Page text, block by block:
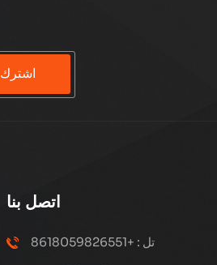
اشترك
اتصل بنا
تل : +8618059826551